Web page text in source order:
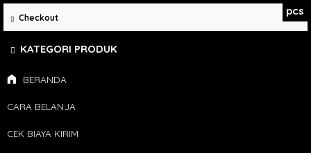
BERANDA
CARA BELANJA
CEK BIAYA KIRIM
pcs
Checkout
KATEGORI PRODUK